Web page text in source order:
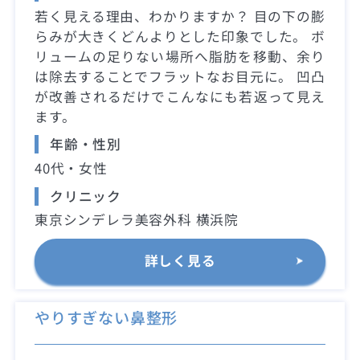
若く見える理由、わかりますか？ 目の下の膨
らみが大きくどんよりとした印象でした。 ボ
リュームの足りない場所へ脂肪を移動、余り
は除去することでフラットなお目元に。 凹凸
が改善されるだけでこんなにも若返って見え
ます。
年齢・性別
40代・女性
クリニック
東京シンデレラ美容外科 横浜院
詳しく見る
やりすぎない鼻整形